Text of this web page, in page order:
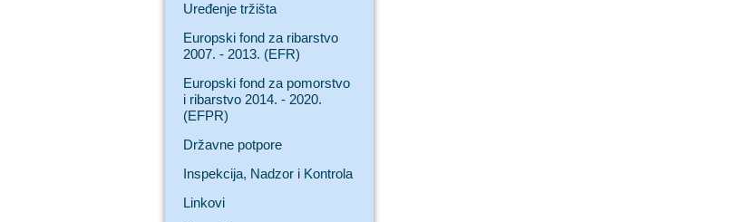
Uređenje tržišta
Europski fond za ribarstvo
2007. - 2013. (EFR)
Europski fond za pomorstvo
i ribarstvo 2014. - 2020.
(EFPR)
Državne potpore
Inspekcija, Nadzor i Kontrola
Linkovi